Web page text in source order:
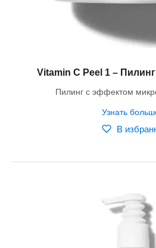
Vitamin C Peel 1 –
Пилинг с эффектом
Узнать
В